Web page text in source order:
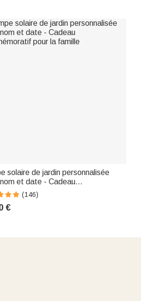
solaire de jardin personnalisée
et date - Cadeau
pour la famille
(146)
€